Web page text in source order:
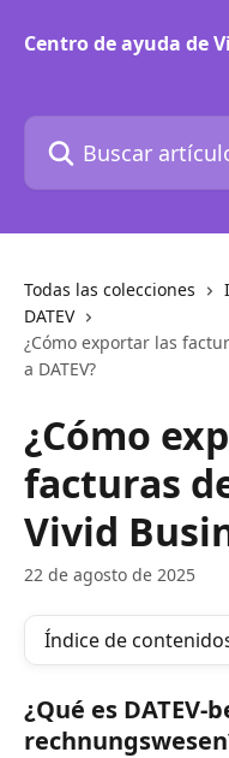
Centro de ayuda de
Buscar artículos...
Todas las colecciones
DATEV
¿Cómo exportar las
a DATEV?
¿Cómo
facturas
Vivid
22 de agosto de 2025
Índice de
¿Qué es